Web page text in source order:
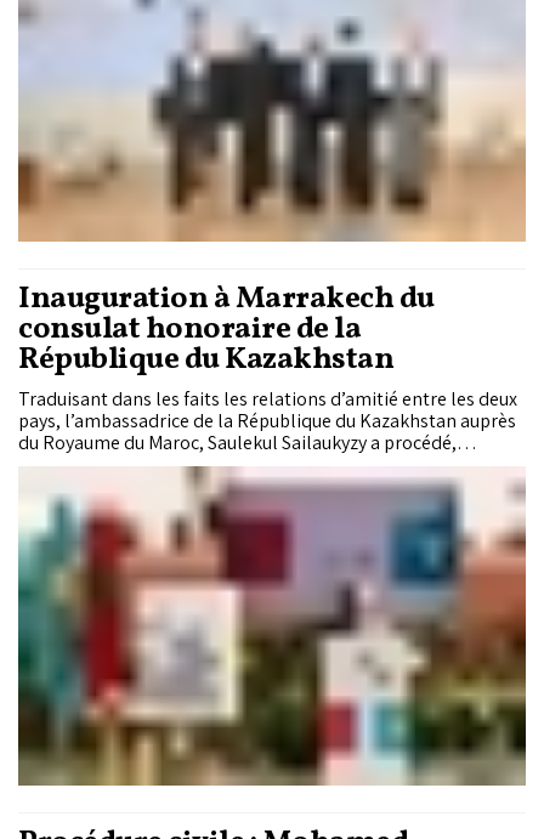
Inauguration à Marrakech du
consulat honoraire de la
République du Kazakhstan
Traduisant dans les faits les relations d’amitié entre les deux
pays, l’ambassadrice de la République du Kazakhstan auprès
du Royaume du Maroc, Saulekul Sailaukyzy a procédé,
mercredi à Marrakech, à l’’inauguration du consulat
honoraire de la République du Kazakhstan.